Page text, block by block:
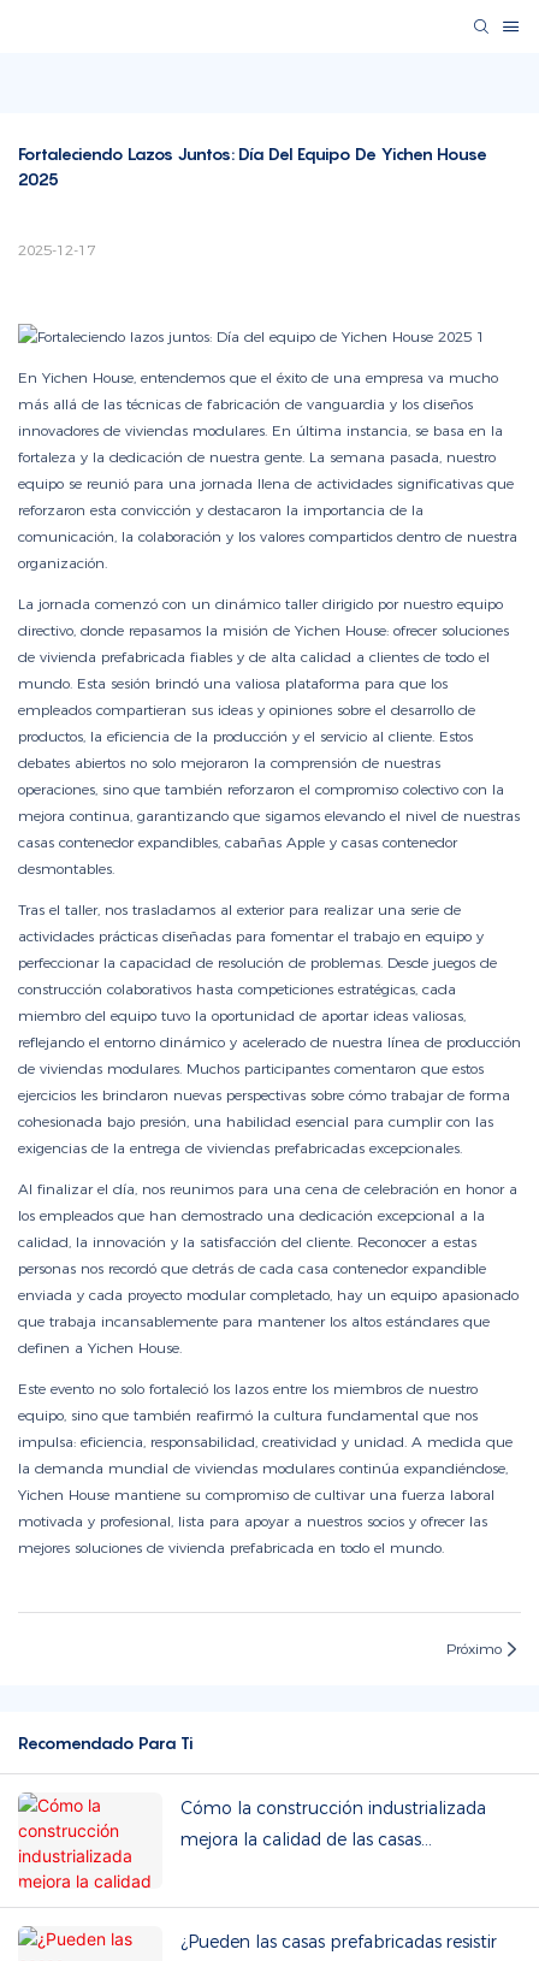
Fortaleciendo Lazos Juntos: Día Del Equipo De Yichen House
2025
2025-12-17
En Yichen House, entendemos que el éxito de una empresa va mucho
más allá de las técnicas de fabricación de vanguardia y los diseños
innovadores de viviendas modulares. En última instancia, se basa en la
fortaleza y la dedicación de nuestra gente. La semana pasada, nuestro
equipo se reunió para una jornada llena de actividades significativas que
reforzaron esta convicción y destacaron la importancia de la
comunicación, la colaboración y los valores compartidos dentro de nuestra
organización.
La jornada comenzó con un dinámico taller dirigido por nuestro equipo
directivo, donde repasamos la misión de Yichen House: ofrecer soluciones
de vivienda prefabricada fiables y de alta calidad a clientes de todo el
mundo. Esta sesión brindó una valiosa plataforma para que los
empleados compartieran sus ideas y opiniones sobre el desarrollo de
productos, la eficiencia de la producción y el servicio al cliente. Estos
debates abiertos no solo mejoraron la comprensión de nuestras
operaciones, sino que también reforzaron el compromiso colectivo con la
mejora continua, garantizando que sigamos elevando el nivel de nuestras
casas contenedor expandibles, cabañas Apple y casas contenedor
desmontables.
Tras el taller, nos trasladamos al exterior para realizar una serie de
actividades prácticas diseñadas para fomentar el trabajo en equipo y
perfeccionar la capacidad de resolución de problemas. Desde juegos de
construcción colaborativos hasta competiciones estratégicas, cada
miembro del equipo tuvo la oportunidad de aportar ideas valiosas,
reflejando el entorno dinámico y acelerado de nuestra línea de producción
de viviendas modulares. Muchos participantes comentaron que estos
ejercicios les brindaron nuevas perspectivas sobre cómo trabajar de forma
cohesionada bajo presión, una habilidad esencial para cumplir con las
exigencias de la entrega de viviendas prefabricadas excepcionales.
Al finalizar el día, nos reunimos para una cena de celebración en honor a
los empleados que han demostrado una dedicación excepcional a la
calidad, la innovación y la satisfacción del cliente. Reconocer a estas
personas nos recordó que detrás de cada casa contenedor expandible
enviada y cada proyecto modular completado, hay un equipo apasionado
que trabaja incansablemente para mantener los altos estándares que
definen a Yichen House.
Este evento no solo fortaleció los lazos entre los miembros de nuestro
equipo, sino que también reafirmó la cultura fundamental que nos
impulsa: eficiencia, responsabilidad, creatividad y unidad. A medida que
la demanda mundial de viviendas modulares continúa expandiéndose,
Yichen House mantiene su compromiso de cultivar una fuerza laboral
motivada y profesional, lista para apoyar a nuestros socios y ofrecer las
mejores soluciones de vivienda prefabricada en todo el mundo.
Próximo
Recomendado Para Ti
Cómo la construcción industrializada
mejora la calidad de las casas
¿Pueden las casas prefabricadas resistir